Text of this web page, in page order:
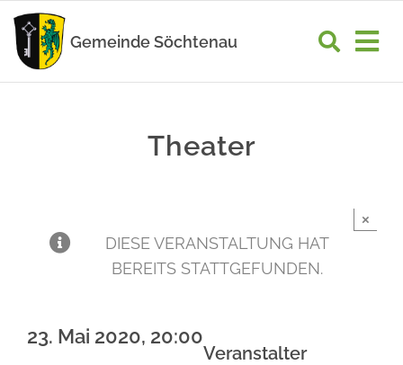
Zum
Inhalt
springen
Gemeinde Söchtenau
WIRTSCHAFT
UNSER ORT
Theater
DIESE VERANSTALTUNG HAT
BEREITS STATTGEFUNDEN.
×
23. Mai 2020, 20:00
Veranstalter